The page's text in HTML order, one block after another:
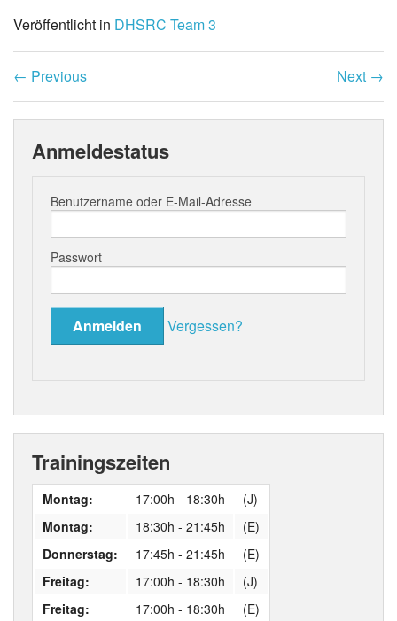
Veröffentlicht in DHSRC Team 3
← Previous Next →
Anmeldestatus
Benutzername oder E-Mail-Adresse
Passwort
Vergessen?
Trainingszeiten
Montag: 17:00h - 18:30h
(J)
Montag:
18:30h - 21:45h
(E)
Donnerstag:
17:45h - 21:45h
(E)
Freitag:
17:00h - 18:30h
(J)
Freitag:
17:00h - 18:30h (E)